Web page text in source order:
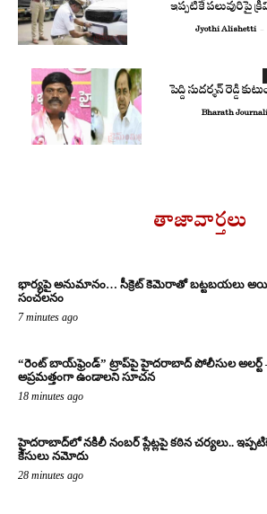
ఇప్పటికే పలువురిపై
Jyothi Alishetti -
పెద్ది సుదర్శన్ రెడ్డి
Bharath
తాజావార్తలు
భార్యపై అనుమానం… సీక్రెట్ కెమెరాతో బట్టబయలు
సంచలనం
7 minutes ago
“రెంట్ బాయ్‌ఫ్రెండ్” ట్రాప్‌పై హైదరాబాద్ పోలీసుల అలర్ట్
అప్రమత్తంగా ఉండాలని సూచన
18 minutes ago
హైదరాబాద్‌లో నకిలీ నంబర్ ప్లేట్లపై కఠిన చర్యలు..
కేసులు నమోదు
28 minutes ago